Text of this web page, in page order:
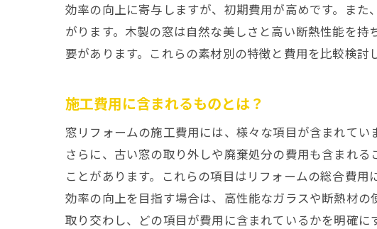
快適
エネルギ
エネ
断熱
エネ
長期
大阪市で
効率の向上に寄与しますが、初期費用が高めです。ま
がります。木製の窓は自然な美しさと高い断熱性能を
要があります。これらの素材別の特徴と費用を比較検討
施工費用に含まれるものとは？
窓リフォームの施工費用には、様々な項目が含まれてい
さらに、古い窓の取り外しや廃棄処分の費用も含まれ
ことがあります。これらの項目はリフォームの総合費
効率の向上を目指す場合は、高性能なガラスや断熱材
取り交わし、どの項目が費用に含まれているかを明確に